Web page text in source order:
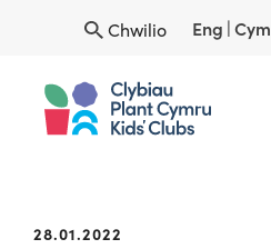
Chwilio Eng |Cym
28.01.2022